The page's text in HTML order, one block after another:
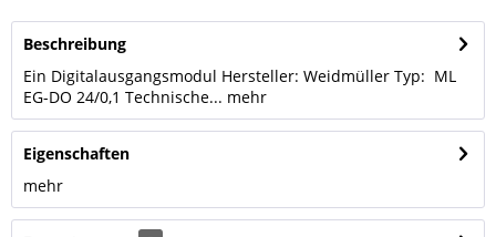
Beschreibung
Ein Digitalausgangsmodul Hersteller: Weidmüller Typ: ML
EG-DO 24/0,1 Technische... mehr
Eigenschaften
mehr